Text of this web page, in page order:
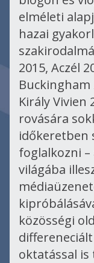
elméleti
hazai
2015, Aczél
Buckingham
Király Vivien
rovására
időkeretben
foglalkozni
világába
közösségi
oktatással